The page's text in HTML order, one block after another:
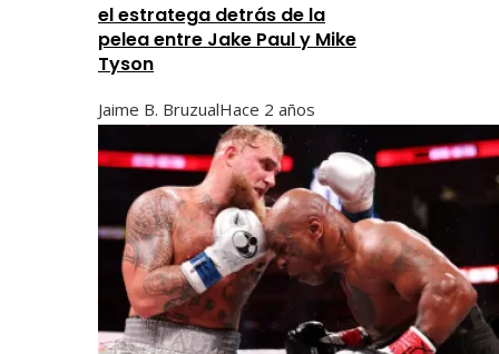
el estratega detrás de la
pelea entre Jake Paul y Mike
Tyson
Jaime B. BruzualHace 2 años